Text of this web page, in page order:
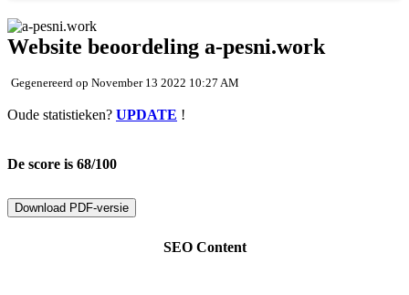
Website beoordeling a-pesni.work
Gegenereerd op November 13 2022 10:27 AM
Oude statistieken? UPDATE !
De score is 68/100
Download PDF-versie
SEO Content